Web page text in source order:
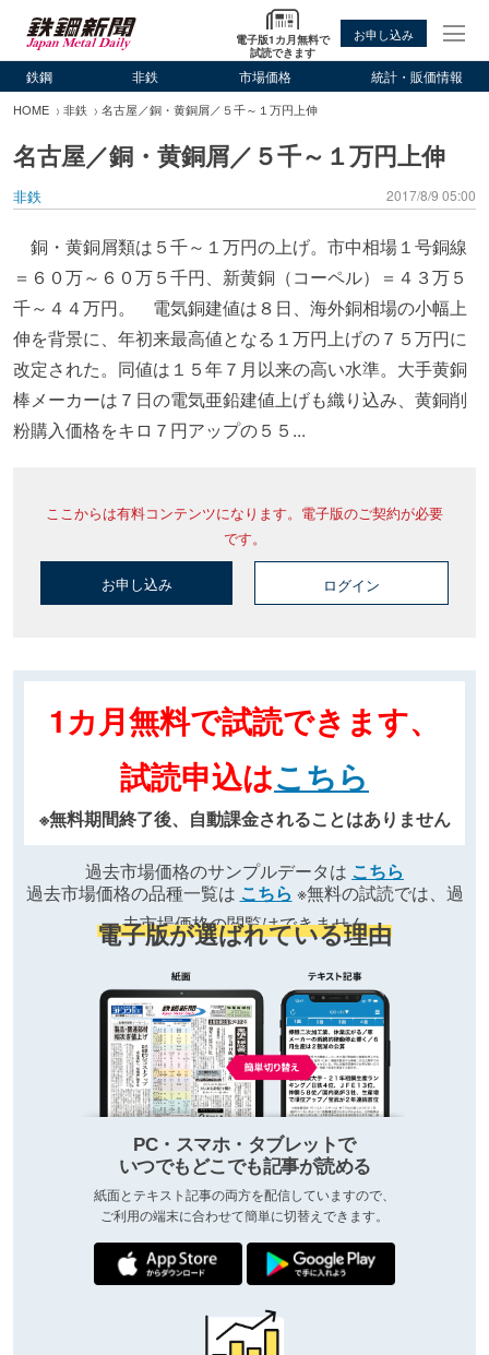
電子版1カ月無料で
試読できます
お申し込み
鉄鋼 非鉄 市場価格 統計・販価情報
HOME 非鉄 名古屋／銅・黄銅屑／５千～１万円上伸
名古屋／銅・黄銅屑／５千～１万円上伸
非鉄 2017/8/9 05:00
銅・黄銅屑類は５千～１万円の上げ。市中相場１号銅線
＝６０万～６０万５千円、新黄銅（コーペル）＝４３万５
千～４４万円。 電気銅建値は８日、海外銅相場の小幅上
伸を背景に、年初来最高値となる１万円上げの７５万円に
改定された。同値は１５年７月以来の高い水準。大手黄銅
棒メーカーは７日の電気亜鉛建値上げも織り込み、黄銅削
粉購入価格をキロ７円アップの５５...
ここからは有料コンテンツになります。電子版のご契約が必要
です。
お申し込み ログイン
1カ月無料で試読できます、
試読申込はこちら
※無料期間終了後、自動課金されることはありません
過去市場価格のサンプルデータは こちら
過去市場価格の品種一覧は こちら ※無料の試読では、過
去市場価格の閲覧はできません
電子版が選ばれている理由
PC・スマホ・タブレットで
いつでもどこでも記事が読める
紙面とテキスト記事の両方を配信していますので、
ご利用の端末に合わせて簡単に切替えできます。